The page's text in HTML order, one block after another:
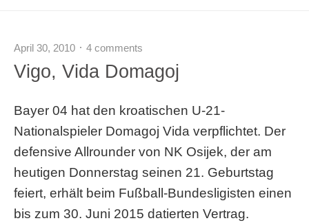
April 30, 2010 4 comments
Vigo, Vida Domagoj
Bayer 04 hat den kroatischen U-21-
Nationalspieler Domagoj Vida verpflichtet. Der
defensive Allrounder von NK Osijek, der am
heutigen Donnerstag seinen 21. Geburtstag
feiert, erhält beim Fußball-Bundesligisten einen
bis zum 30. Juni 2015 datierten Vertrag.